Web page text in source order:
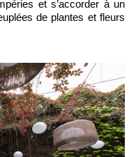
et s’accorder à un
de plantes et fleurs